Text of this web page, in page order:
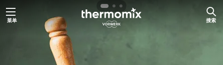
跳菜单 搜索